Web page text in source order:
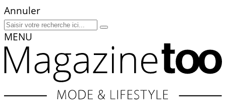
Annuler
MENU